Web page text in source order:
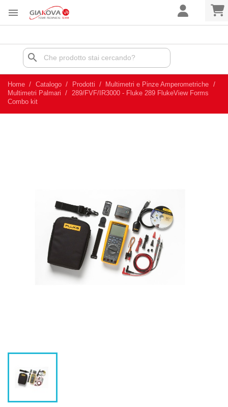

search
Home Catalogo Prodotti
Multimetri e Pinze Amperometriche
Multimetri Palmari
289/FVF/IR3000 - Fluke 289 FlukeView Forms
Combo kit